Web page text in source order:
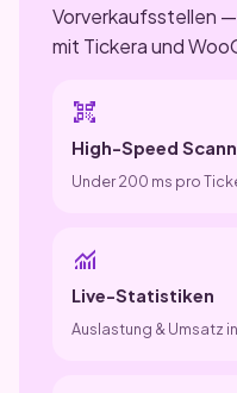
Vorverkaufsstellen
mit Tickera und
qr_code_scanner
High-Speed
Under 200 ms pro
monitoring
Live-Statistiken
Auslastung & Umsatz